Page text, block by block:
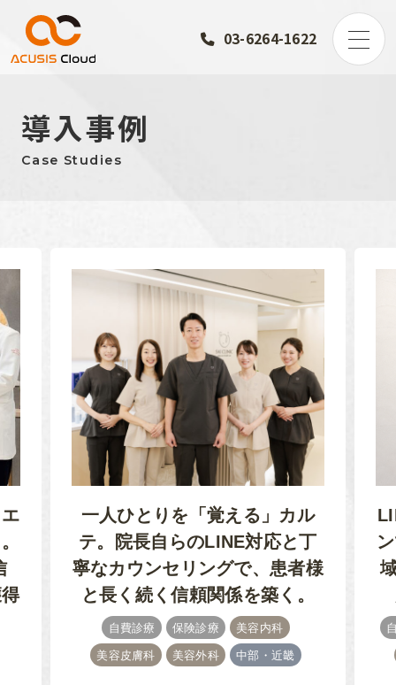
03-6264-1622
導入事例
Case Studies
一人ひとりを「覚える」カル
テ。院長自らのLINE対応と丁
寧なカウンセリングで、患者様
と長く続く信頼関係を築く。
自費診療 保険診療 美容内科
美容皮膚科 美容外科 中部・近畿